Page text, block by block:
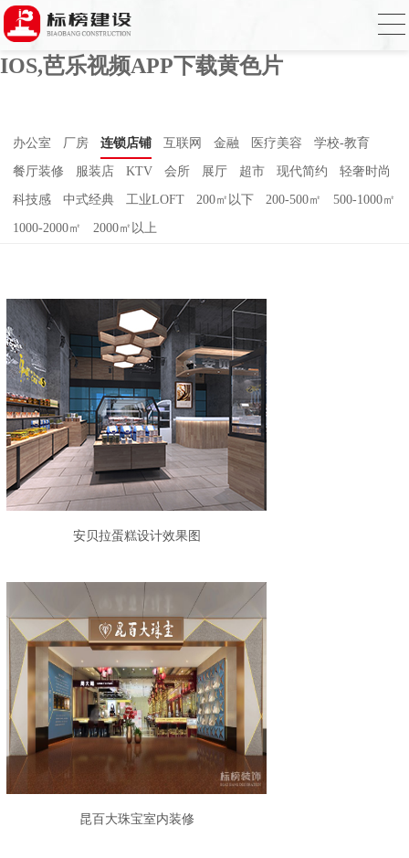
芭乐APP官方网站下载进入,芭乐APP下载
网址进入18免费破解,芭乐视频APP下载
IOS,芭乐视频APP下载黄色片
办公室 厂房 连锁店铺 互联网 金融 医疗美容 学校-教育
餐厅装修 服装店 KTV 会所 展厅 超市 现代简约 轻奢时尚
科技感 中式经典 工业LOFT 200㎡以下 200-500㎡ 500-1000㎡
1000-2000㎡ 2000㎡以上
安贝拉蛋糕设计效果图
昆百大珠宝室内装修